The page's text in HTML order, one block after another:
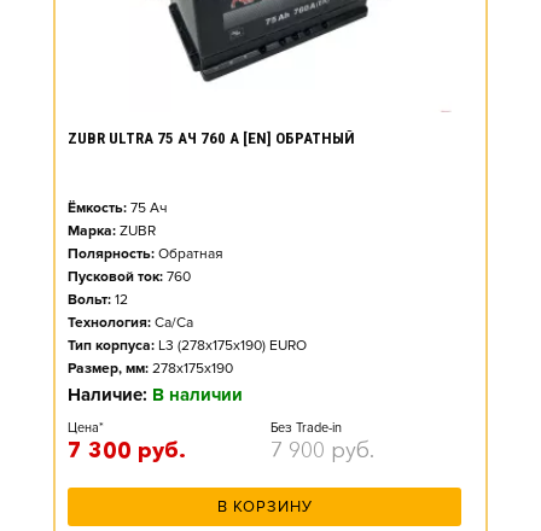
ZUBR ULTRA 75 АЧ 760 А [EN] ОБРАТНЫЙ
Ёмкость: 75 Ач
Марка: ZUBR
Полярность: Обратная
Пусковой ток: 760
Вольт: 12
Технология: Ca/Ca
Тип корпуса: L3 (278x175x190) EURO
Размер, мм: 278x175x190
Наличие: В наличии
Цена*
7 300 руб.
Без Trade-in
7 900 руб.
В КОРЗИНУ